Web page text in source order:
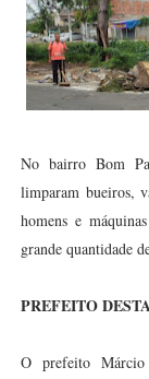
No bairro Bom
limparam bueiros,
homens e
grande quantidade
PREFEITO
O prefeito Márcio